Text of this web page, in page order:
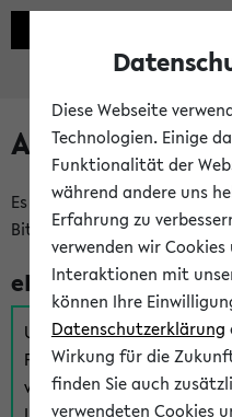
Anmeldung
Es gibt mehrere
Bitte wählen Sie die für Sie
eKVV für
Um sich einen
Funktionen des eKVVs für
verwenden Sie diesen Link
Diese Webseite
Technologien. Einige
Funktionalität der
während andere uns
Erfahrung zu
verwenden wir
Interaktionen mit
können Ihre
Datenschutzerklärung
Wirkung für die
finden Sie auch
verwendeten Cookies